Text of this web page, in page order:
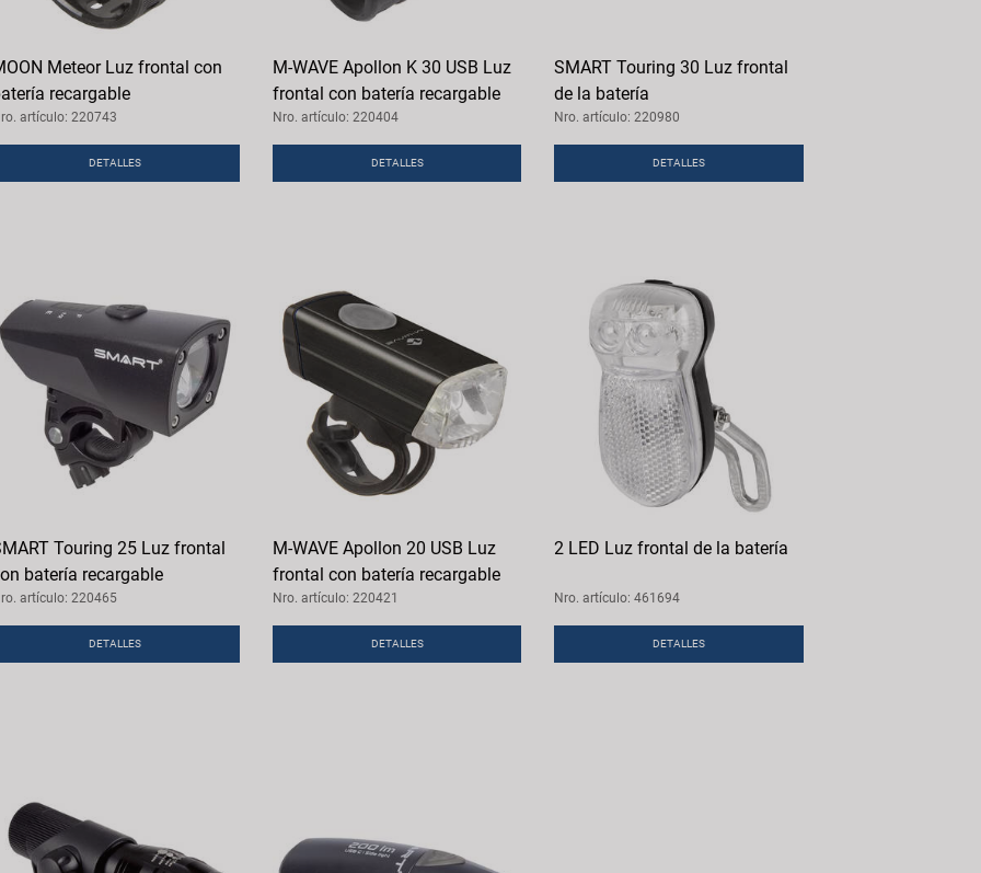
Meteor Luz frontal con
recargable
artículo: 220743
DETALLES
M-WAVE Apollon K 30 USB Luz
frontal con batería recargable
Nro. artículo: 220404
DETALLES
SMART Touring 30 Luz frontal
de la batería
Nro. artículo: 220980
DETALLES
Touring 25 Luz frontal
batería recargable
artículo: 220465
DETALLES
M-WAVE Apollon 20 USB Luz
frontal con batería recargable
Nro. artículo: 220421
DETALLES
2 LED Luz frontal de la batería
Nro. artículo: 461694
DETALLES